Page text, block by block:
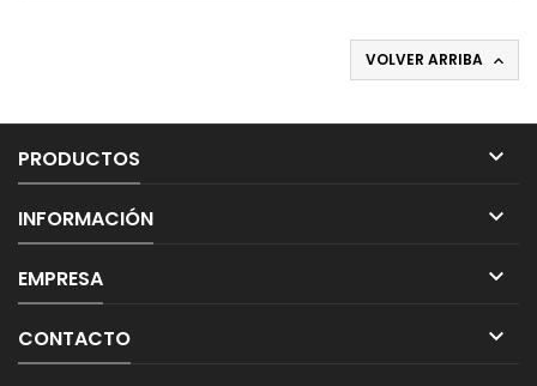
VOLVER ARRIBA 
PRODUCTOS 
INFORMACIÓN 
EMPRESA 
CONTACTO 